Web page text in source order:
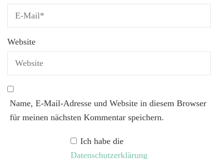
Website
Name, E-Mail-Adresse und Website in diesem Browser
für meinen nächsten Kommentar speichern.
Ich habe die
Datenschutzerklärung